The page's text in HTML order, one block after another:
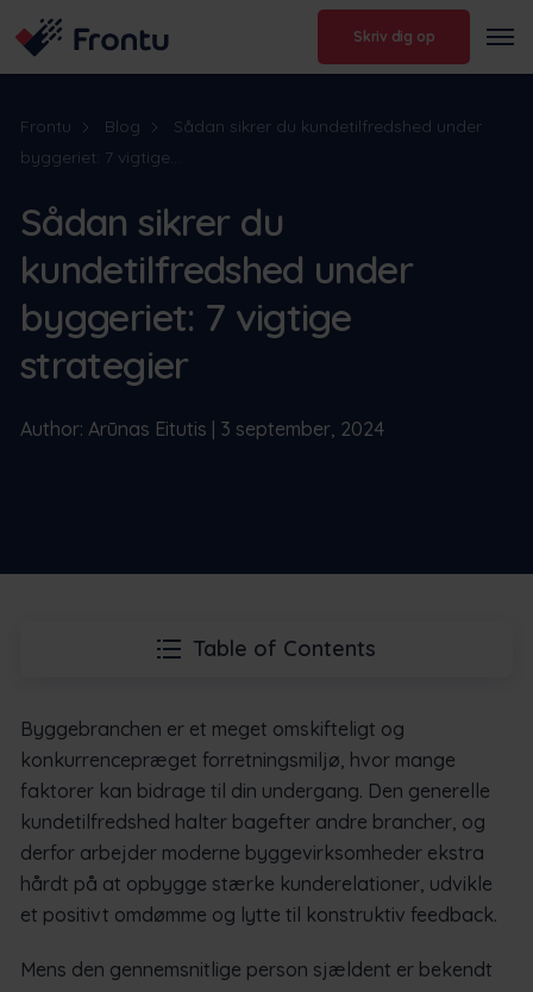
Skriv dig op
Frontu Blog
Sådan sikrer du kundetilfredshed under
byggeriet: 7 vigtige...
Sådan sikrer du
kundetilfredshed under
byggeriet: 7 vigtige
strategier
Author: Arūnas Eitutis | 3 september, 2024
Table of Contents
Byggebranchen er et meget omskifteligt og
konkurrencepræget forretningsmiljø, hvor mange
faktorer kan bidrage til din undergang. Den generelle
kundetilfredshed halter bagefter andre brancher, og
derfor arbejder moderne byggevirksomheder ekstra
hårdt på at opbygge stærke kunderelationer, udvikle
et positivt omdømme og lytte til konstruktiv feedback.
Mens den gennemsnitlige person sjældent er bekendt